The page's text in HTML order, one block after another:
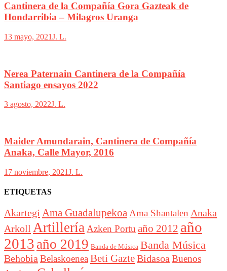
Cantinera de la Compañía Gora Gazteak de
Hondarribia – Milagros Uranga
13 mayo, 2021J. L.
Nerea Paternain Cantinera de la Compañía
Santiago ensayos 2022
3 agosto, 2022J. L.
Maider Amundarain, Cantinera de Compañía
Anaka, Calle Mayor, 2016
17 noviembre, 2021J. L.
ETIQUETAS
Akartegi Ama GuadalupekoaAma Shantalen Anaka
Arkoll ArtilleríaAzken Portu año 2012 año
2013 año 2019 Banda de Música Banda Música
BehobiaBelaskoeneaBeti GazteBidasoaBuenos